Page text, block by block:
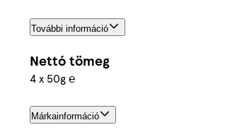
További információ
Nettó tömeg
4 x 50g ℮
Márkainformáció